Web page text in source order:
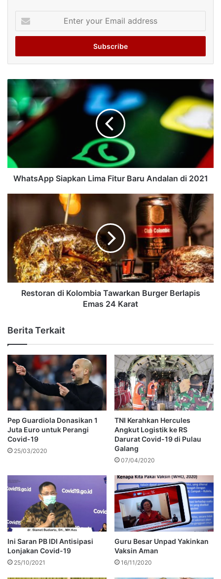
your
Email
WhatsApp Siapkan Lima Fitur Baru Andalan di 2021
Restoran di Kolombia Tawarkan Burger Berlapis
Emas 24 Karat
Berita Terkait
Pep Guardiola Donasikan 1
Juta Euro untuk Perangi
Covid-19
25/03/2020
TNI Kerahkan Hercules
Angkut Logistik ke RS
Darurat Covid-19 di Pulau
Galang
07/04/2020
Ini Saran PB IDI Antisipasi
Lonjakan Covid-19
25/10/2021
Guru Besar Unpad Yakinkan
Vaksin Aman
16/11/2020